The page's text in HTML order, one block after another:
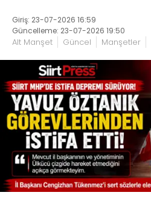
Giriş: 23-07-2026 16:59
Güncelleme: 23-07-2026 19:50
Alt Manşet Güncel Manşetler